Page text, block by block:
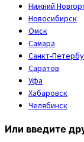
Нижний
Новосибирск
Омск
Самара
Санкт-
Саратов
Уфа
Хабаровск
Челябинск
Или введите